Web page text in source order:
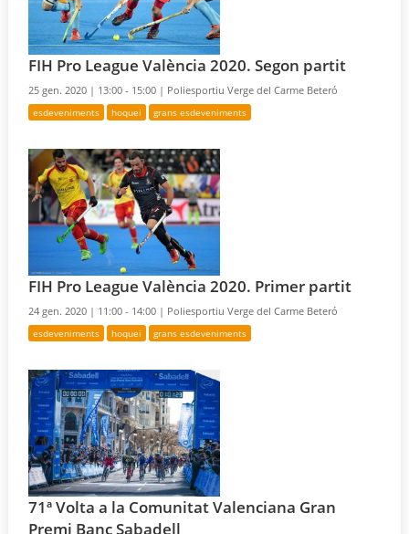
FIH Pro League València 2020. Segon partit
25 gen. 2020 | 13:00 - 15:00 | Poliesportiu Verge del Carme Beteró
esdeveniments hoquei grans esdeveniments
FIH Pro League València 2020. Primer partit
24 gen. 2020 | 11:00 - 14:00 | Poliesportiu Verge del Carme Beteró
esdeveniments hoquei grans esdeveniments
71ª Volta a la Comunitat Valenciana Gran
Premi Banc Sabadell